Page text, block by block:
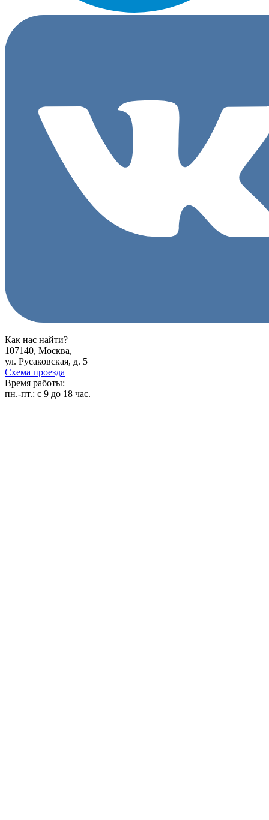
Как нас найти?
107140, Москва,
ул. Русаковская, д. 5
Схема проезда
Время работы:
пн.-пт.: с 9 до 18 час.